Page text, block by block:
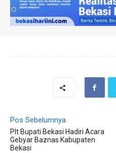
Pos Sebelumnya
Plt Bupati Bekasi Hadiri Acara
Gebyar Baznas Kabupaten
Bekasi